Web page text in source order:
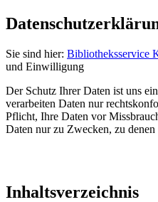
Sie sind hier: Bibliotheksservice
und Einwilligung
Der Schutz Ihrer Daten ist uns
verarbeiten Daten nur
Pflicht, Ihre Daten vor
Daten nur zu Zwecken, zu denen
Inhaltsverzeichnis